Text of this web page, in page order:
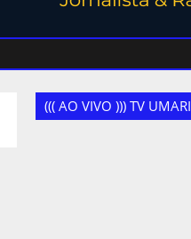
((( AO VIVO ))) TV UMARI